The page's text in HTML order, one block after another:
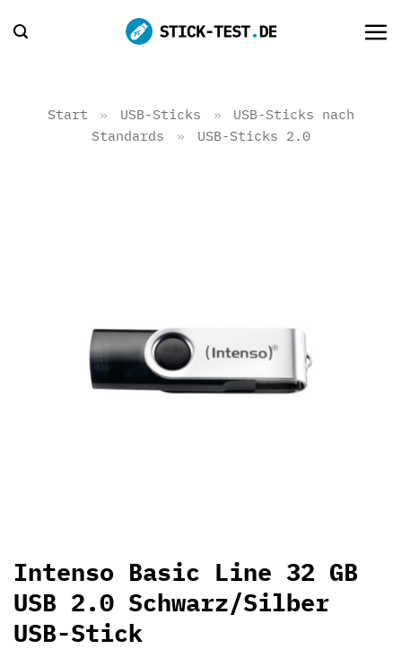
Inhalt
Start » USB-Sticks »
USB-Sticks nach
Standards
» USB-Sticks 2.0
Intenso Basic Line 32 GB
USB 2.0 Schwarz/Silber
USB-Stick